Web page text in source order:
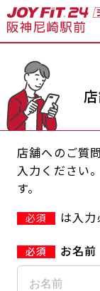
店舗トップ
会員の方へトップ
会員様へのお知らせ
オプション料金
店舗情報・サービス
入会するトップ
Appで入会手続き
料
店舗へのご質
入力ください
す。
必須
は入力
お名前